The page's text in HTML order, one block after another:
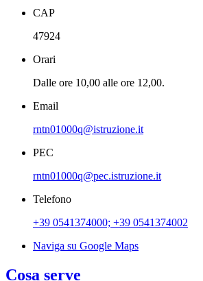
CAP
47924
Orari
Dalle ore 10,00 alle ore 12,00.
Email
rntn01000q@istruzione.it
PEC
rntn01000q@pec.istruzione.it
Telefono
+39 0541374000; +39 0541374002
Naviga su Google Maps
Cosa serve